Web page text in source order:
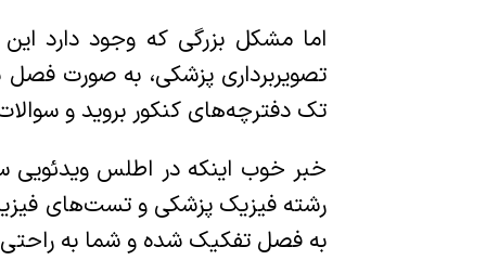
اما مشکل بزرگی که وجود دارد
تصویربرداری پزشکی، به صورت
تک دفترچه‌های کنکور بروید و
به فصل تفکیک شده و شما به